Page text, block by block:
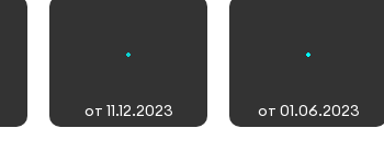
от 11.12.2023 от 01.06.2023